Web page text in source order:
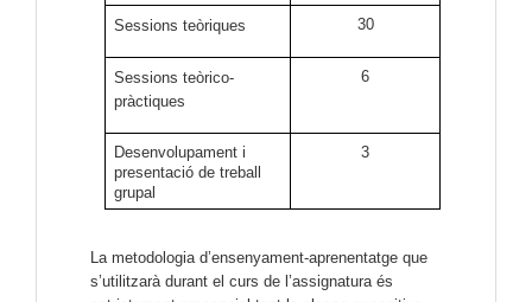
Sessions teòriques 30
Sessions teòrico-
pràctiques
6
Desenvolupament i
presentació de treball
grupal
3
La metodologia d’ensenyament-aprenentatge que
s’utilitzarà durant el curs de l’assignatura és